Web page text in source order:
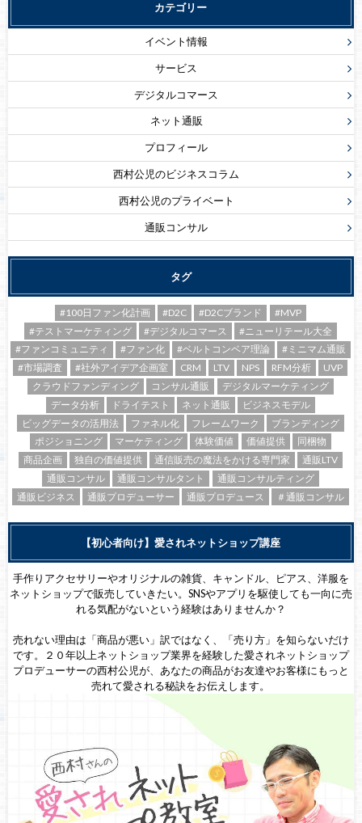
カテゴリー
イベント情報
サービス
デジタルコマース
ネット通販
プロフィール
西村公児のビジネスコラム
西村公児のプライベート
通販コンサル
タグ
#100日ファン化計画 #D2C #D2Cブランド
#MVP
#テストマーケティング
#デジタルコマース
#ニューリテール大全
#ファンコミュニティ
#ファン化 #ベルトコンベア理論
#ミニマム通販
#市場調査
#社外アイデア企画室 CRM LTV NPS RFM分析
UVP
クラウドファンディング
コンサル通販
デジタルマーケティング
データ分析
ドライテスト ネット通販
ビジネスモデル
ビッグデータの活用法
ファネル化 フレームワーク
ブランディング
ポジショニング
マーケティング 体験価値 価値提供
同梱物
商品企画
独自の価値提供 通信販売の魔法をかける専門家
通販LTV
通販コンサル
通販コンサルタント
通販コンサルティング
通販ビジネス
通販プロデューサー 通販プロデュース ＃通販コンサル
【初心者向け】愛されネットショップ講座
手作りアクセサリーやオリジナルの雑貨、キャンドル、ピアス、洋服を
ネットショップで販売していきたい。SNSやアプリを駆使しても一向に売
れる気配がないという経験はありませんか？
売れない理由は「商品が悪い」訳ではなく、「売り方」を知らないだけ
です。２０年以上ネットショップ業界を経験した愛されネットショップ
プロデューサーの西村公児が、あなたの商品がお友達やお客様にもっと
売れて愛される秘訣をお伝えします。